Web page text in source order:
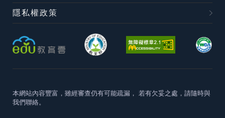
隱私權政策
本網站內容豐富，雖經審查仍有可能疏漏， 若有欠妥之處，請隨時與
我們聯絡。